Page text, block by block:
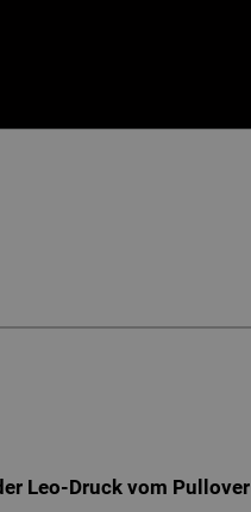
Leo-Druck vom Pullover